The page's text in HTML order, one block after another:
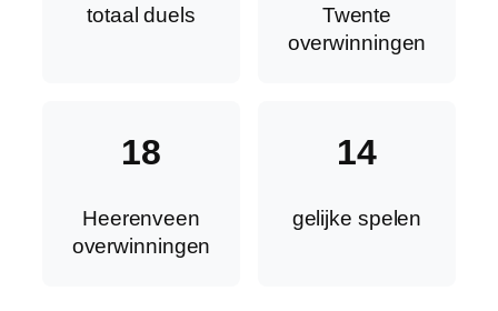
totaal duels
Twente
overwinningen
18
Heerenveen
overwinningen
14
gelijke spelen